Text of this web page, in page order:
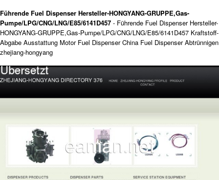
Führende Fuel Dispenser Hersteller-HONGYANG-GRUPPE,Gas-
Pumpe/LPG/CNG/LNG/E85/6141D457 - Führende Fuel Dispenser Hersteller-
HONGYANG-GRUPPE,Gas-Pumpe/LPG/CNG/LNG/E85/6141D457 Kraftstoff-
Abgabe Ausstattung Motor Fuel Dispenser China Fuel Dispenser Abtrünnigen
zhejiang-hongyang